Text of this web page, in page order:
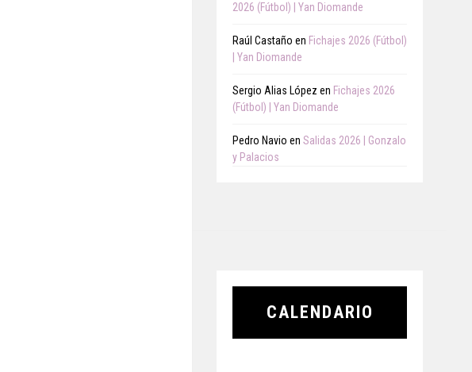
2026 (Fútbol) | Yan Diomande
Raúl Castaño en Fichajes 2026 (Fútbol)
| Yan Diomande
Sergio Alias López en Fichajes 2026
(Fútbol) | Yan Diomande
Pedro Navio en Salidas 2026 | Gonzalo
y Palacios
CALENDARIO